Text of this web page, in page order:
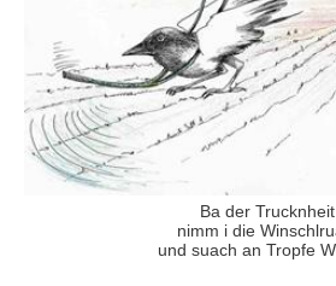
Ba der Trucknheit
nimm i die
und suach an Tropfe